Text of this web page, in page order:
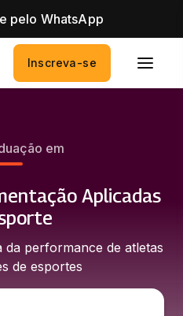
pelo WhatsApp
Inscreva-se
em
Aplicadas
da performance de atletas
de esportes